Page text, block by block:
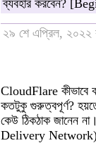
ব্যবহার করবেন?
২৯ শে এপ্রিল, ২০২২
CloudFlare কীভাবে
কতটুকু গুরুত্বপূর্ণ?
কেউ ঠিকঠাক জানেন
Delivery